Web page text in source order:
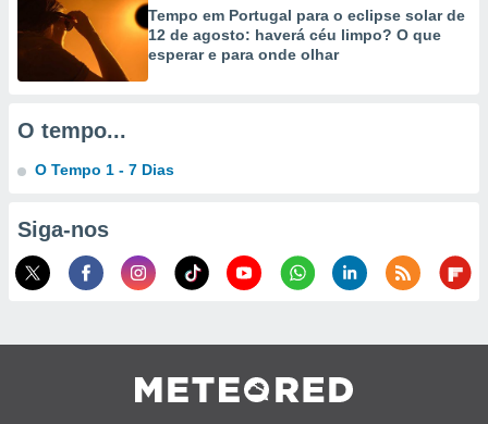
Tempo em Portugal para o eclipse solar de
12 de agosto: haverá céu limpo? O que
esperar e para onde olhar
O tempo...
O Tempo 1 - 7 Dias
Siga-nos